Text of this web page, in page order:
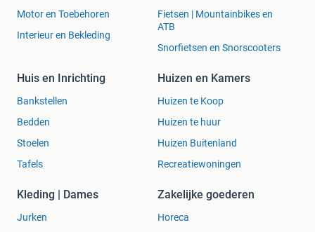
Motor en Toebehoren
Interieur en Bekleding
Fietsen | Mountainbikes en
ATB
Snorfietsen en Snorscooters
Huis en Inrichting
Bankstellen
Bedden
Stoelen
Tafels
Huizen en Kamers
Huizen te Koop
Huizen te huur
Huizen Buitenland
Recreatiewoningen
Kleding | Dames
Jurken
Zakelijke goederen
Horeca